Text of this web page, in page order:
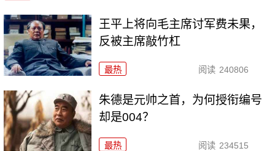
王平上将向毛主席讨军费未果，
反被主席敲竹杠
最热 阅读 240806
朱德是元帅之首，为何授衔编号
却是004？
最热 阅读 234515